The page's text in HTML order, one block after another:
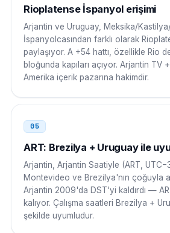
001 54 9 AC NNNN NNNN
Rusya
8 10 54 9 AC NNNN NNNN
Yeni Zelanda
00 54 9 AC NNNN NNNN
Rioplatense İspanyol erişimi
Arjantin ve Uruguay, Meksika/
İspanyolcasından farklı olarak
paylaşıyor. A +54 hattı, özellikle Rio
bloğunda kapıları açıyor. Arjantin TV
Amerika içerik pazarına hakimdir.
05
ART: Brezilya + Uruguay ile
Arjantin, Arjantin Saatiyle (ART,
Montevideo ve Brezilya'nın çoğuyla
Arjantin 2009'da DST'yi kaldırdı —
kalıyor. Çalışma saatleri Brezilya +
şekilde uyumludur.